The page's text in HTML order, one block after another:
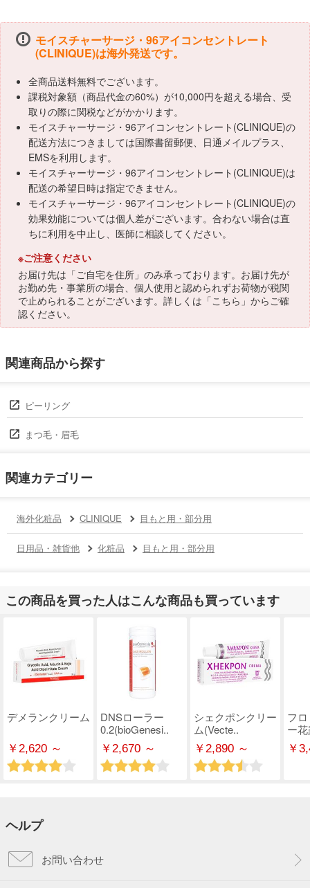
モイスチャーサージ・96アイコンセントレート
(CLINIQUE)は海外発送です。
全商品送料無料でございます。
課税対象額（商品代金の60%）が10,000円を超える場合、受
取りの際に関税などがかかります。
モイスチャーサージ・96アイコンセントレート(CLINIQUE)の
配送方法につきましては国際書留郵便、日通メイルプラス、
EMSを利用します。
モイスチャーサージ・96アイコンセントレート(CLINIQUE)は
配送の希望日時は指定できません。
モイスチャーサージ・96アイコンセントレート(CLINIQUE)の
効果効能については個人差がございます。合わない場合は直
ちに利用を中止し、医師に相談してください。
※ご注意ください
お届け先は「ご自宅を住所」のみ承っております。お届け先が
お勤め先・事業所の場合、個人使用と認められずお荷物が税関
で止められることがございます。詳しくは「こちら 」からご確
認ください。
関連商品から探す
ピーリング
まつ毛・眉毛
関連カテゴリー
海外化粧品 CLINIQUE 目もと用・部分用
日用品・雑貨他 化粧品 目もと用・部分用
この商品を買った人はこんな商品も買っています
デメランクリーム
￥2,620 ～
DNSローラー
0.2(bioGenesi..
￥2,670 ～
シェクポンクリー
ム(Vecte..
￥2,890 ～
フ
ー
￥
ヘルプ
お問い合わせ